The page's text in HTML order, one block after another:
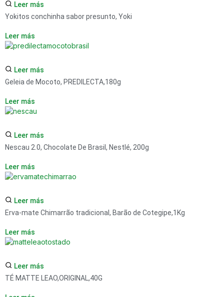
Leer más
Yokitos conchinha sabor presunto, Yoki
Leer más
Leer más
Geleia de Mocoto, PREDILECTA,180g
Leer más
Leer más
Nescau 2.0, Chocolate De Brasil, Nestlé, 200g
Leer más
Leer más
Erva-mate Chimarrão tradicional, Barão de Cotegipe,1Kg
Leer más
Leer más
TÉ MATTE LEAO,ORIGINAL,40G